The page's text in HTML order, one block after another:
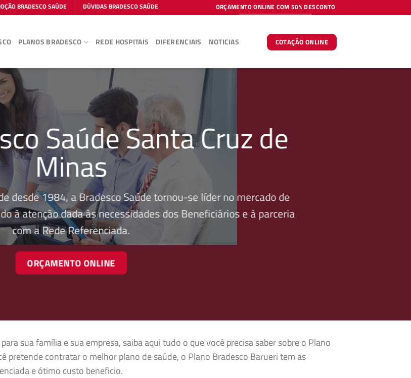
BRADESCO SAÚDE DÚVIDAS BRADESCO SAÚDE ORÇAMENTO ONLINE COM 50% DESCONTO
PLANOS BRADESCO REDE HOSPITAIS DIFERENCIAIS NOTICIAS COTAÇÃO ONLINE
Saúde Santa Cruz de
Minas
desde 1984, a Bradesco Saúde tornou-se líder no mercado de
à atenção dada às necessidades dos Beneficiários e à parceria
com a Rede Referenciada.
ORÇAMENTO ONLINE
sua família e sua empresa, saiba aqui tudo o que você precisa saber sobre o Plano
pretende contratar o melhor plano de saúde, o Plano Bradesco Barueri tem as
e ótimo custo beneficio.